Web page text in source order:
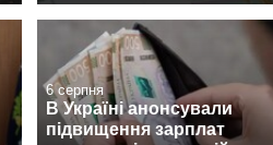
6 серпня
В Україні анонсували
підвищення зарплат